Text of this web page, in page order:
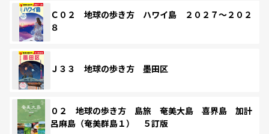
Ｃ０２ 地球の歩き方 ハワイ島 ２０２７～２０２
８
Ｊ３３ 地球の歩き方 墨田区
０２ 地球の歩き方 島旅 奄美大島 喜界島 加計
呂麻島（奄美群島１） ５訂版